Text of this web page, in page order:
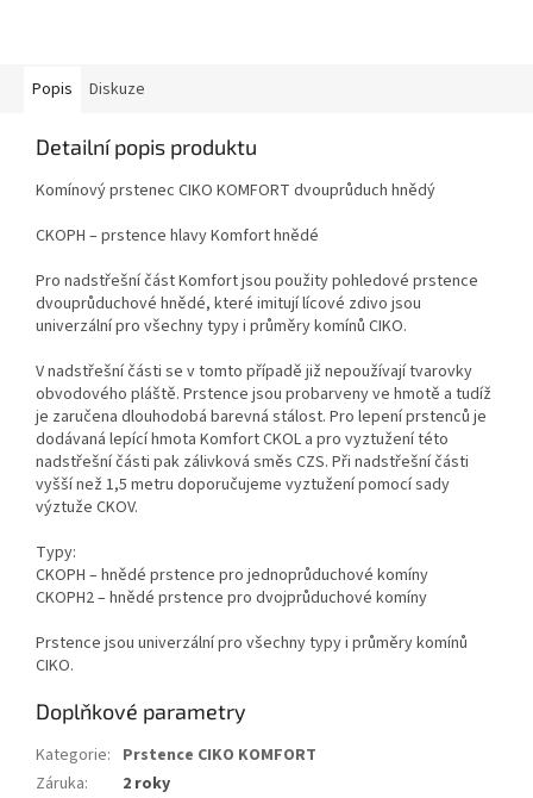
Popis Diskuze
Detailní popis produktu
Komínový prstenec CIKO KOMFORT dvouprůduch hnědý
CKOPH – prstence hlavy Komfort hnědé
Pro nadstřešní část Komfort jsou použity pohledové prstence
dvouprůduchové hnědé, které imitují lícové zdivo jsou
univerzální pro všechny typy i průměry komínů CIKO.
V nadstřešní části se v tomto případě již nepoužívají tvarovky
obvodového pláště. Prstence jsou probarveny ve hmotě a tudíž
je zaručena dlouhodobá barevná stálost. Pro lepení prstenců je
dodávaná lepící hmota Komfort CKOL a pro vyztužení této
nadstřešní části pak zálivková směs CZS. Při nadstřešní části
vyšší než 1,5 metru doporučujeme vyztužení pomocí sady
výztuže CKOV.
Typy:
CKOPH – hnědé prstence pro jednoprůduchové komíny
CKOPH2 – hnědé prstence pro dvojprůduchové komíny
Prstence jsou univerzální pro všechny typy i průměry komínů
CIKO.
Doplňkové parametry
Kategorie: Prstence CIKO KOMFORT
Záruka:
2 roky